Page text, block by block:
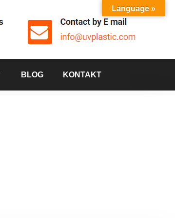
BLOG KONTAKT
Language »